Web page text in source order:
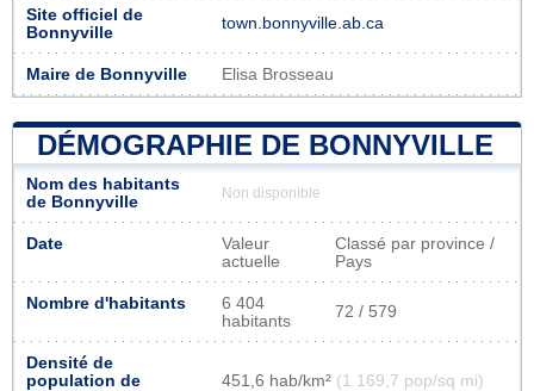
Site officiel de
Bonnyville
town.bonnyville.ab.ca
Maire de Bonnyville Elisa Brosseau
DÉMOGRAPHIE DE BONNYVILLE
Nom des habitants
de Bonnyville
Non disponible
Date
Valeur
actuelle
Classé par province /
Pays
Nombre d'habitants
6 404
habitants
72 / 579
Densité de
population de
451,6 hab/km² (1 169,7 pop/sq mi)